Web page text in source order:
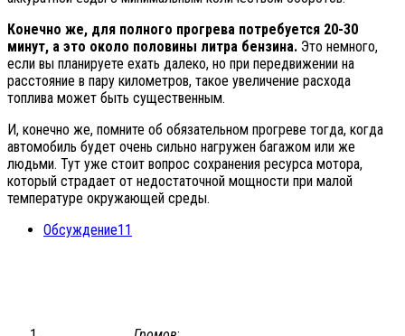
Конечно же, для полного прогрева потребуется 20-30
минут, а это около половины литра бензина. Это немного,
если вы планируете ехать далеко, но при передвижении на
расстояние в пару километров, такое увеличение расхода
топлива может быть существенным.
И, конечно же, помните об обязательном прогреве тогда, когда
автомобиль будет очень сильно нагружен багажом или же
людьми. Тут уже стоит вопрос сохранения ресурса мотора,
который страдает от недостаточной мощности при малой
температуре окружающей среды.
Обсуждение11